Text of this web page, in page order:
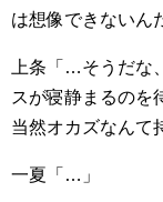
は想像できないん
上条「…そうだな
スが寝静まるのを
当然オカズなんて
一夏「…」